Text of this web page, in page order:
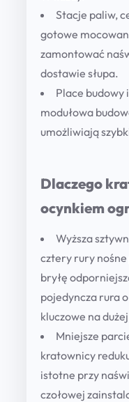
Stacje paliw,
gotowe
zamontować
dostawie słupa.
Place budowy
modułowa
umożliwiają
Dlaczego
ocynkiem
Wyższa
cztery rury
bryłę
pojedyncza rura
kluczowe na
Mniejsze
kratownicy
istotne przy
czołowej